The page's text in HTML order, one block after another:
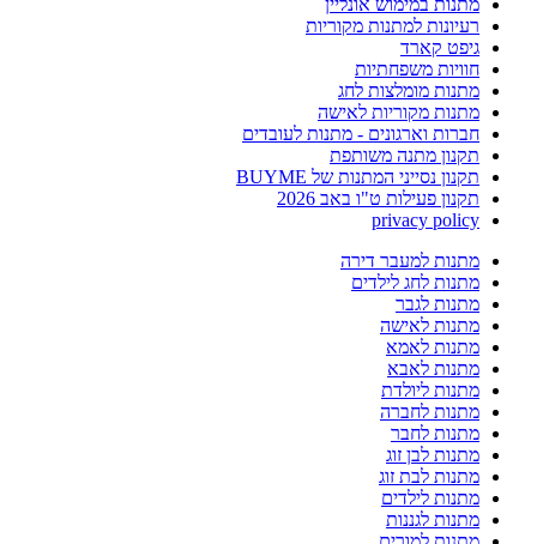
מתנות במימוש אונליין
רעיונות למתנות מקוריות
גיפט קארד
חוויות משפחתיות
מתנות מומלצות לחג
מתנות מקוריות לאישה
חברות וארגונים - מתנות לעובדים
תקנון מתנה משותפת
תקנון נסייני המתנות של BUYME
תקנון פעילות ט"ו באב 2026
privacy policy
מתנות למעבר דירה
מתנות לחג לילדים
מתנות לגבר
מתנות לאישה
מתנות לאמא
מתנות לאבא
מתנות ליולדת
מתנות לחברה
מתנות לחבר
מתנות לבן זוג
מתנות לבת זוג
מתנות לילדים
מתנות לגננות